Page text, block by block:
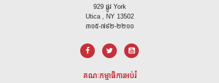
929 ផ្លូវ York
Utica , NY 13502
៣១៥-៧៩២-២២១០
គណៈកម្មាធិការអប់រំ